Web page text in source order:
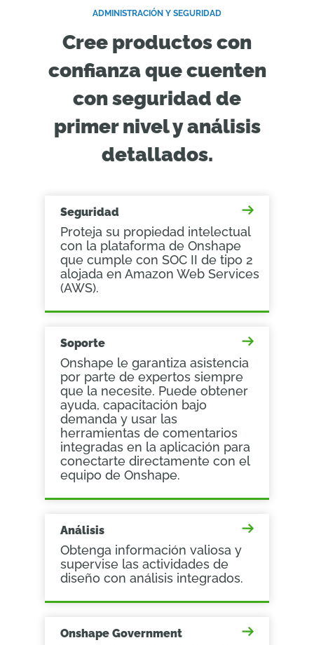
ADMINISTRACIÓN Y SEGURIDAD
Cree productos con
confianza que cuenten
con seguridad de
primer nivel y análisis
detallados.
Seguridad
Proteja su propiedad intelectual
con la plataforma de Onshape
que cumple con SOC II de tipo 2
alojada en Amazon Web Services
(AWS).
Soporte
Onshape le garantiza asistencia
por parte de expertos siempre
que la necesite. Puede obtener
ayuda, capacitación bajo
demanda y usar las
herramientas de comentarios
integradas en la aplicación para
conectarte directamente con el
equipo de Onshape.
Análisis
Obtenga información valiosa y
supervise las actividades de
diseño con análisis integrados.
Onshape Government